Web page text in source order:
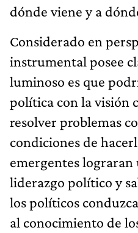
dónde viene y a
Considerado en
instrumental posee
luminoso es que
política con la visión
resolver problemas
condiciones de
emergentes
liderazgo político y
los políticos
al conocimiento de